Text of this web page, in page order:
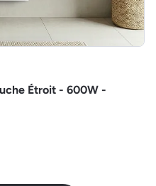
Étroit - 600W -